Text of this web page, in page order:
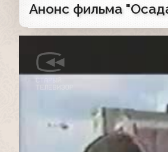
Анонс фильма